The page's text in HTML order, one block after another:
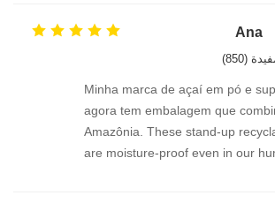
certification gives us full
finish looks premium and prints
Ana
(850)
Minha marca de açaí em pó e
agora tem embalagem que
Amazônia. These stand-up
are moisture-proof even in our